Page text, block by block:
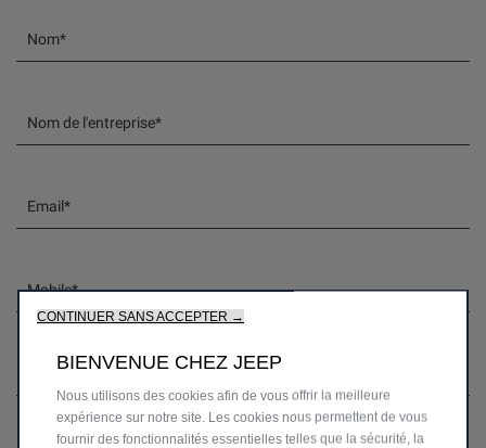
Nom*
Nom de l'entreprise*
Email*
Mobile*
Code postal ou adresse complète*
Comment souhaitez-vous être recontacté?*
CONTINUER SANS ACCEPTER →
BIENVENUE CHEZ JEEP
Nous utilisons des cookies afin de vous offrir la meilleure
expérience sur notre site. Les cookies nous permettent de vous
fournir des fonctionnalités essentielles telles que la sécurité, la